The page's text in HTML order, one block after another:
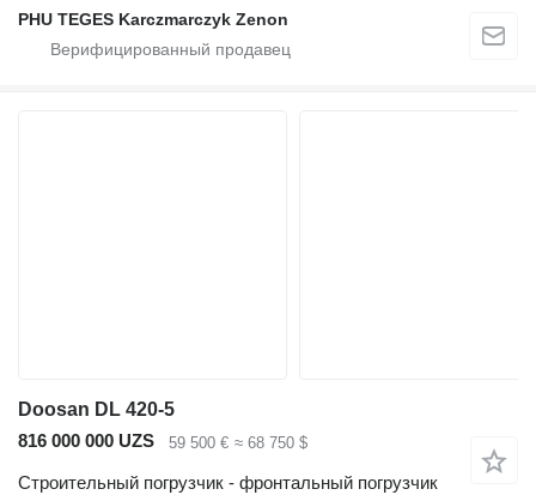
PHU TEGES Karczmarczyk Zenon
Doosan DL 420-5
816 000 000 UZS
59 500 € ≈ 68 750 $
Строительный погрузчик - фронтальный погрузчик